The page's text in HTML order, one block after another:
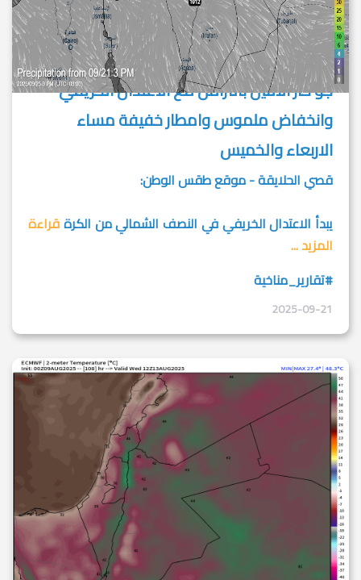
جو حار الاثنين بالتزامن مع الاعتدال الخريفي
وانخفاض ملموس وامطار خفيفة مساء
الاربعاء والخميس
قصي الحلايقة - موقع طقس الوطن:
يبدأ الاعتدال الخريفي في النصف الشمالي من الكرةقراءة
المزيد ...
#تقارير_مناخية
2025-09-21